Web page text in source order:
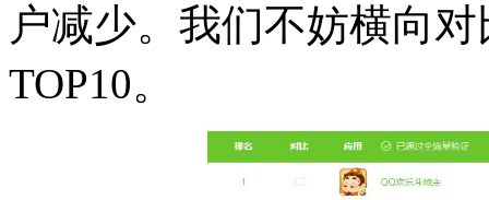
户减少。我们不妨横向
TOP10。